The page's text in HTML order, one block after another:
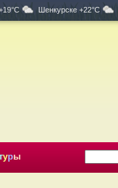
Шенкурске +22°C
уры